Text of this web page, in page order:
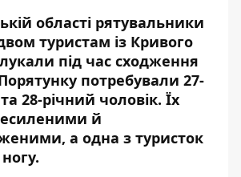
області рятувальники
туристам із Кривого
під час сходження
потребували 27-
28-річний чоловік. Їх
й
а одна з туристок